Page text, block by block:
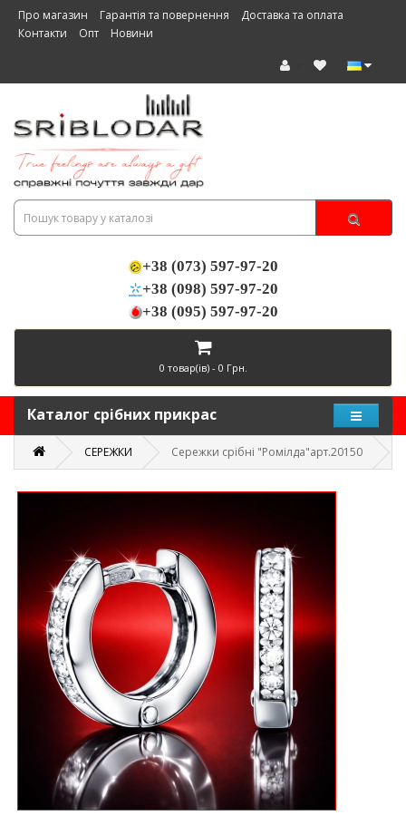
Про магазин Гарантія та повернення
Доставка та оплата
Контакти
Опт Новини
+38 (073) 597-97-20
+38 (098) 597-97-20
+38 (095) 597-97-20
0 товар(ів) - 0 Грн.
Каталог срібних прикрас
СЕРЕЖКИ Сережки срібні "Ромілда"арт.20150